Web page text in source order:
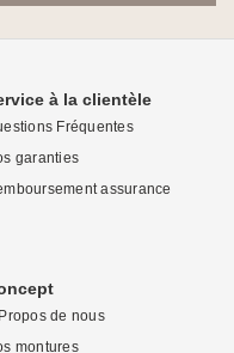
à la clientèle
Fréquentes
garanties
assurance
de nous
montures